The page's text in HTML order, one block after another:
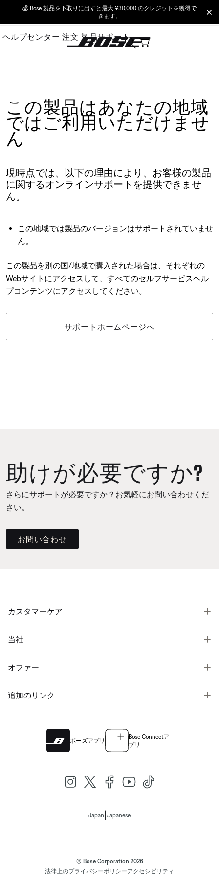
Main
💰 Bose 製品を下取りに出すと最大 ¥30,000 のクレジットを獲得で
きます。
ヘルプセンター 注文 製品サポート
この製品はあなたの地域
ではご利用いただけませ
ん
現時点では、以下の理由により、お客様の製品
に関するオンラインサポートを提供できませ
ん。
この地域では製品のバージョンはサポートされていませ
ん。
この製品を別の国/地域で購入された場合は、それぞれの
Webサイトにアクセスして、すべてのセルフサービスヘル
プコンテンツにアクセスしてください。
サポートホームページへ
助けが必要ですか?
さらにサポートが必要ですか？お気軽にお問い合わせくだ
さい。
お問い合わせ
カスタマーケア
当社
オファー
追加のリンク
ボーズアプリ
Bose Connectア
プリ
Japan Japanese
© Bose Corporation 2026
法律上のプライバシーポリシーアクセシビリティ